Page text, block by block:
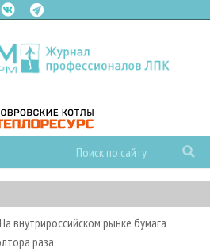
На внутрироссийском рынке бумага
раза